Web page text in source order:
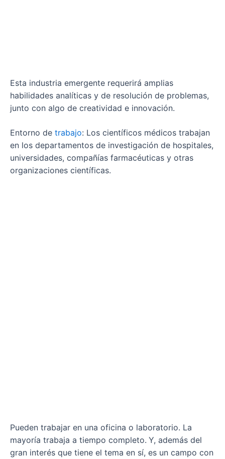
Esta industria emergente requerirá amplias
habilidades analíticas y de resolución de problemas,
junto con algo de creatividad e innovación.
Entorno de trabajo: Los científicos médicos trabajan
en los departamentos de investigación de hospitales,
universidades, compañías farmacéuticas y otras
organizaciones científicas.
Pueden trabajar en una oficina o laboratorio. La
mayoría trabaja a tiempo completo. Y, además del
gran interés que tiene el tema en sí, es un campo con